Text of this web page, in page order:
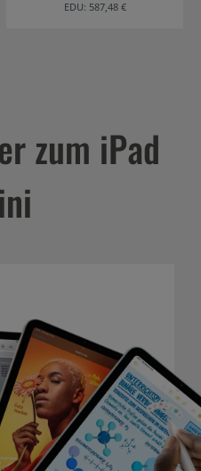
EDU: 587,48 €
zum iPad